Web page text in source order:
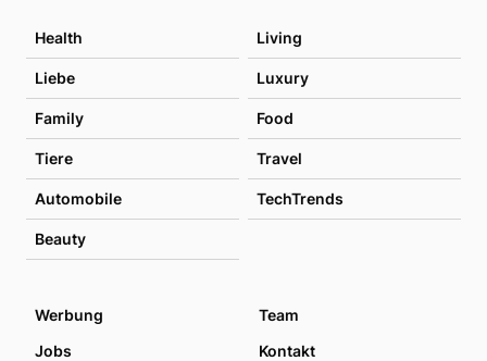
Health Living
Liebe Luxury
Family Food
Tiere Travel
Automobile TechTrends
Beauty
Werbung
Team
Jobs
Kontakt